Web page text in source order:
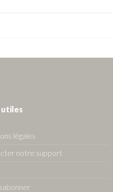
utiles
légales
notre support